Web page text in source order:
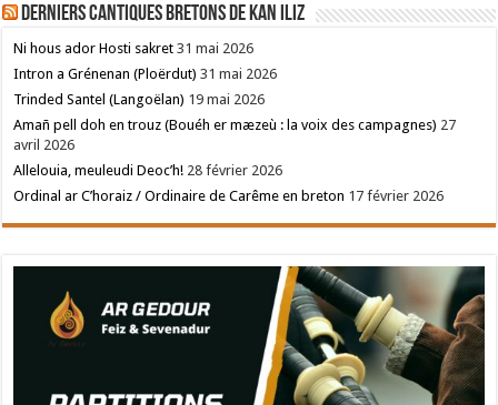
Derniers cantiques bretons de Kan Iliz
Ni hous ador Hosti sakret 31 mai 2026
Intron a Grénenan (Ploërdut) 31 mai 2026
Trinded Santel (Langoëlan) 19 mai 2026
Amañ pell doh en trouz (Bouéh er mæzeù : la voix des campagnes) 27
avril 2026
Allelouia, meuleudi Deoc’h! 28 février 2026
Ordinal ar C’horaiz / Ordinaire de Carême en breton 17 février 2026